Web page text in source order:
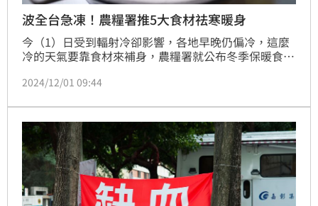
波全台急凍！農糧署推5大食材祛寒暖身
今（1）日受到輻射冷卻影響，各地早晚仍偏冷，這麼
冷的天氣要靠食材來補身，農糧署就公布冬季保暖食材
後會產生薑烯酚，能促進新陳代謝，不論是磨泥拌麵線
麻、桂圓及山藥也都是冬令時節養生好選擇。
2024/12/01 09:44